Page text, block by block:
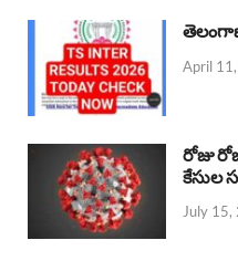
April
రోజు
కేసుల
July 15,